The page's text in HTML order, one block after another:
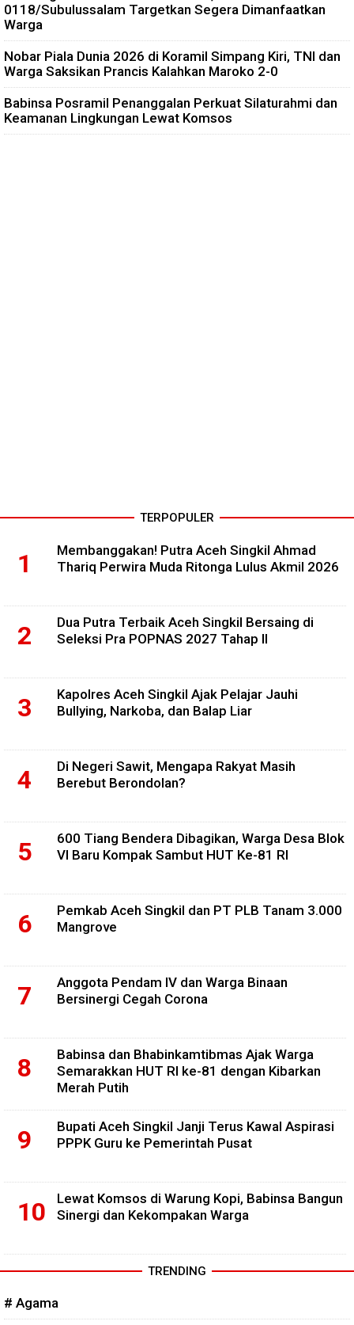
0118/Subulussalam Targetkan Segera Dimanfaatkan
Warga
Nobar Piala Dunia 2026 di Koramil Simpang Kiri, TNI dan
Warga Saksikan Prancis Kalahkan Maroko 2-0
Babinsa Posramil Penanggalan Perkuat Silaturahmi dan
Keamanan Lingkungan Lewat Komsos
TERPOPULER
Membanggakan! Putra Aceh Singkil Ahmad
Thariq Perwira Muda Ritonga Lulus Akmil 2026
Dua Putra Terbaik Aceh Singkil Bersaing di
Seleksi Pra POPNAS 2027 Tahap II
Kapolres Aceh Singkil Ajak Pelajar Jauhi
Bullying, Narkoba, dan Balap Liar
Di Negeri Sawit, Mengapa Rakyat Masih
Berebut Berondolan?
600 Tiang Bendera Dibagikan, Warga Desa Blok
VI Baru Kompak Sambut HUT Ke-81 RI
Pemkab Aceh Singkil dan PT PLB Tanam 3.000
Mangrove
Anggota Pendam IV dan Warga Binaan
Bersinergi Cegah Corona
Babinsa dan Bhabinkamtibmas Ajak Warga
Semarakkan HUT RI ke-81 dengan Kibarkan
Merah Putih
Bupati Aceh Singkil Janji Terus Kawal Aspirasi
PPPK Guru ke Pemerintah Pusat
Lewat Komsos di Warung Kopi, Babinsa Bangun
Sinergi dan Kekompakan Warga
TRENDING
# Agama